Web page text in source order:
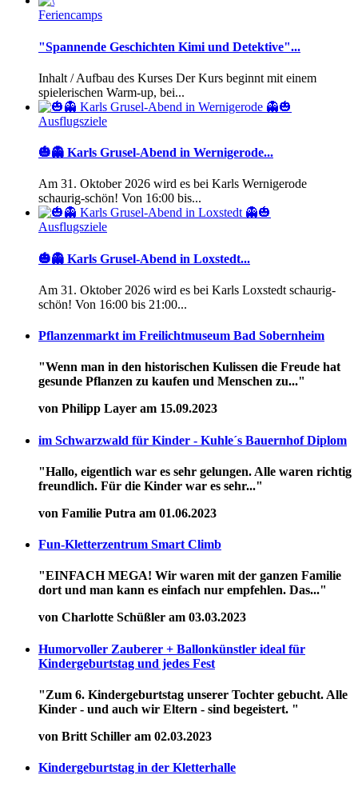
Feriencamps
"Spannende Geschichten Kimi und Detektive"...
Inhalt / Aufbau des Kurses Der Kurs beginnt mit einem
spielerischen Warm-up, bei...
Ausflugsziele
🎃👻 Karls Grusel-Abend in Wernigerode...
Am 31. Oktober 2026 wird es bei Karls Wernigerode
schaurig-schön! Von 16:00 bis...
Ausflugsziele
🎃👻 Karls Grusel-Abend in Loxstedt...
Am 31. Oktober 2026 wird es bei Karls Loxstedt schaurig-
schön! Von 16:00 bis 21:00...
Pflanzenmarkt im Freilichtmuseum Bad Sobernheim
"Wenn man in den historischen Kulissen die Freude hat
gesunde Pflanzen zu kaufen und Menschen zu..."
von Philipp Layer am 15.09.2023
im Schwarzwald für Kinder - Kuhle´s Bauernhof Diplom
"Hallo, eigentlich war es sehr gelungen. Alle waren richtig
freundlich. Für die Kinder war es sehr..."
von Familie Putra am 01.06.2023
Fun-Kletterzentrum Smart Climb
"EINFACH MEGA! Wir waren mit der ganzen Familie
dort und man kann es einfach nur empfehlen. Das..."
von Charlotte Schüßler am 03.03.2023
Humorvoller Zauberer + Ballonkünstler ideal für
Kindergeburtstag und jedes Fest
"Zum 6. Kindergeburtstag unserer Tochter gebucht. Alle
Kinder - und auch wir Eltern - sind begeistert. "
von Britt Schiller am 02.03.2023
Kindergeburtstag in der Kletterhalle